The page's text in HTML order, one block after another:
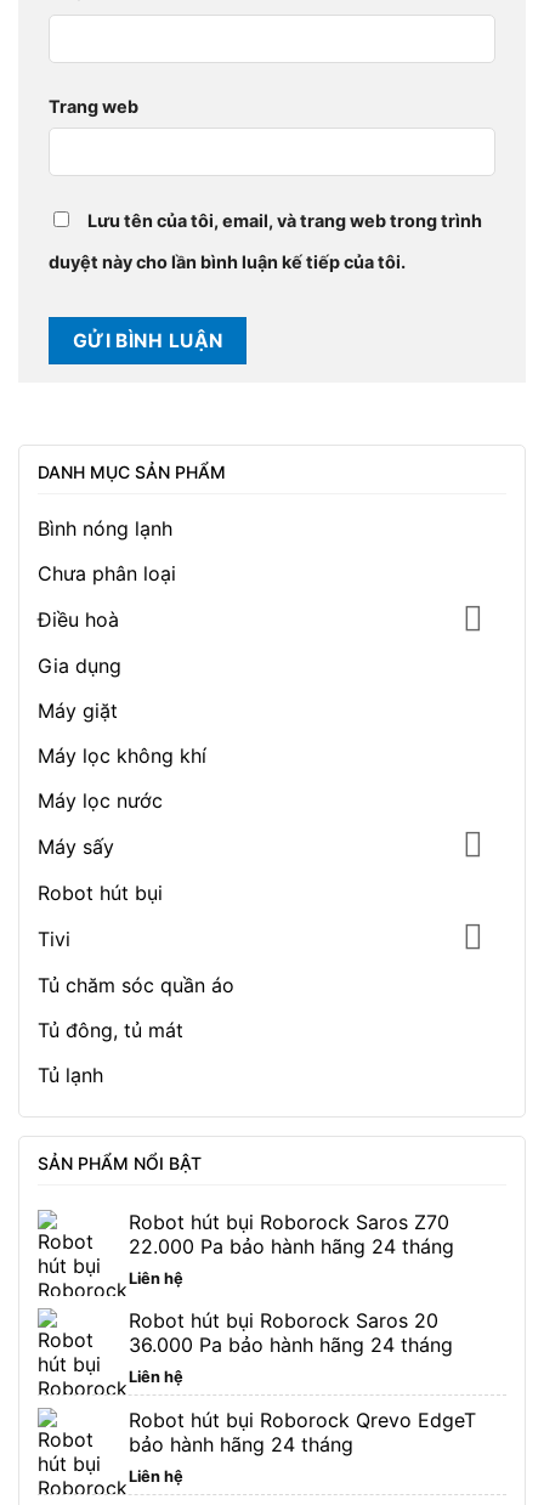
Trang web
Lưu tên của tôi, email, và trang web trong trình
duyệt này cho lần bình luận kế tiếp của tôi.
DANH MỤC SẢN PHẨM
Bình nóng lạnh
Chưa phân loại
Điều hoà
Gia dụng
Máy giặt
Máy lọc không khí
Máy lọc nước
Máy sấy
Robot hút bụi
Tivi
Tủ chăm sóc quần áo
Tủ đông, tủ mát
Tủ lạnh
SẢN PHẨM NỔI BẬT
Robot hút bụi Roborock Saros Z70
22.000 Pa bảo hành hãng 24 tháng
Liên hệ
Robot hút bụi Roborock Saros 20
36.000 Pa bảo hành hãng 24 tháng
Liên hệ
Robot hút bụi Roborock Qrevo EdgeT
bảo hành hãng 24 tháng
Liên hệ